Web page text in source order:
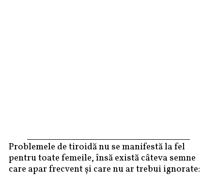
Problemele de tiroidă nu se manifestă la fel
pentru toate femeile, însă există câteva semne
care apar frecvent și care nu ar trebui ignorate: